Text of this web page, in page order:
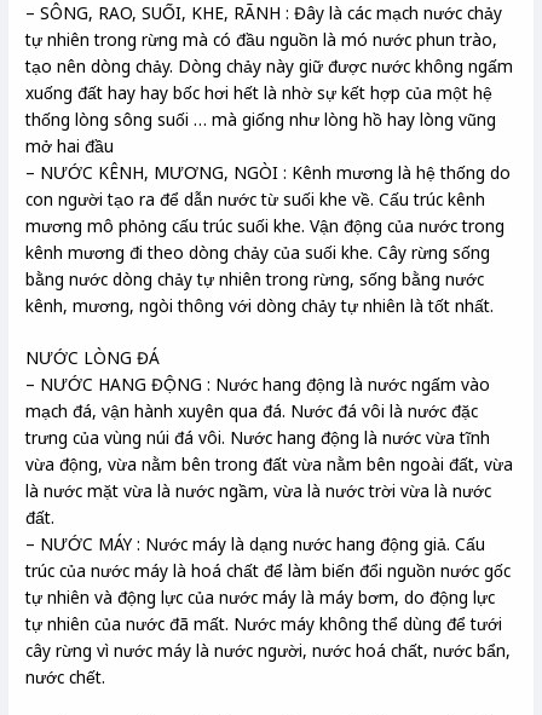
– SÔNG, RAO, SUỐI, KHE, RÃNH : Đây là các mạch nước chảy
tự nhiên trong rừng mà có đầu nguồn là mó nước phun trào,
tạo nên dòng chảy. Dòng chảy này giữ được nước không ngấm
xuống đất hay hay bốc hơi hết là nhờ sự kết hợp của một hệ
thống lòng sông suối … mà giống như lòng hồ hay lòng vũng
mở hai đầu
– NƯỚC KÊNH, MƯƠNG, NGÒI : Kênh mương là hệ thống do
con người tạo ra để dẫn nước từ suối khe về. Cấu trúc kênh
mương mô phỏng cấu trúc suối khe. Vận động của nước trong
kênh mương đi theo dòng chảy của suối khe. Cây rừng sống
bằng nước dòng chảy tự nhiên trong rừng, sống bằng nước
kênh, mương, ngòi thông với dòng chảy tự nhiên là tốt nhất.
NƯỚC LÒNG ĐÁ
– NƯỚC HANG ĐỘNG : Nước hang động là nước ngấm vào
mạch đá, vận hành xuyên qua đá. Nước đá vôi là nước đặc
trưng của vùng núi đá vôi. Nước hang động là nước vừa tĩnh
vừa động, vừa nằm bên trong đất vừa nằm bên ngoài đất, vừa
là nước mặt vừa là nước ngầm, vừa là nước trời vừa là nước
đất.
– NƯỚC MÁY : Nước máy là dạng nước hang động giả. Cấu
trúc của nước máy là hoá chất để làm biến đổi nguồn nước gốc
tự nhiên và động lực của nước máy là máy bơm, do động lực
tự nhiên của nước đã mất. Nước máy không thể dùng để tưới
cây rừng vì nước máy là nước người, nước hoá chất, nước bẩn,
nước chết.